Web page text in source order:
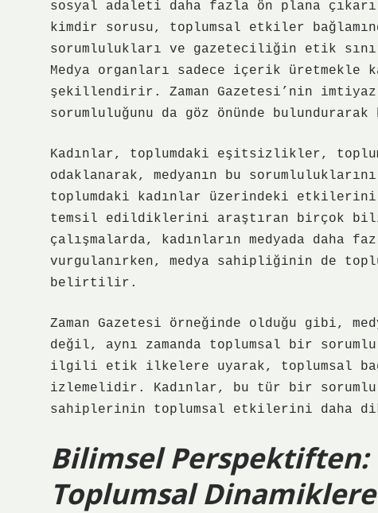
sosyal adaleti daha fazla ön plana
kimdir sorusu, toplumsal etkiler
sorumlulukları ve gazeteciliğin etik
Medya organları sadece içerik üretmekle
şekillendirir. Zaman Gazetesi’nin
sorumluluğunu da göz önünde
Kadınlar, toplumdaki eşitsizlikler,
odaklanarak, medyanın bu
toplumdaki kadınlar üzerindeki etkilerini
temsil edildiklerini araştıran birçok
çalışmalarda, kadınların medyada daha
vurgulanırken, medya sahipliğinin de
belirtilir.
Zaman Gazetesi örneğinde olduğu gibi,
değil, aynı zamanda toplumsal bir
ilgili etik ilkelere uyarak, toplumsal
izlemelidir. Kadınlar, bu tür bir
sahiplerinin toplumsal etkilerini daha
Bilimsel
Toplumsal